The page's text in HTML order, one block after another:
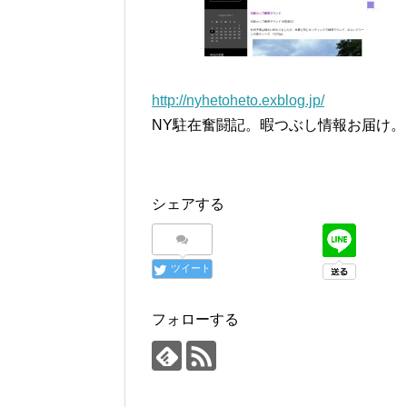
http://nyhetoheto.exblog.jp/
NY駐在奮闘記。暇つぶし情報お届け。
シェアする
ツイート
フォローする